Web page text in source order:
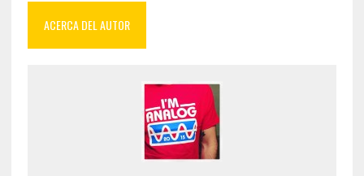
ACERCA DEL AUTOR